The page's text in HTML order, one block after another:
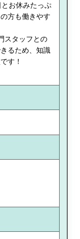
お休みたっぷ
方も働きやす
スタッフとの
るため、知識
す！